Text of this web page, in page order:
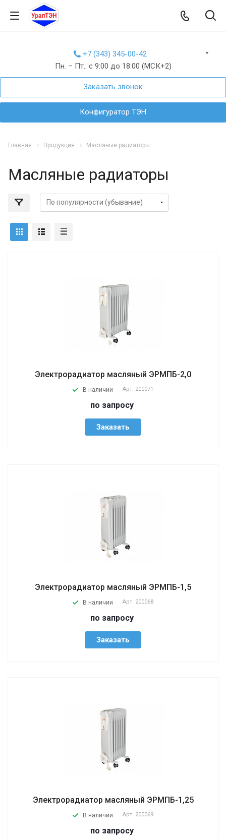
+7 (343) 345-00-42
Пн. – Пт.: с 9:00 до 18:00 (МСК+2)
Заказать звонок
Конфигуратор ТЭН
Главная Продукция Масляные радиаторы
Масляные радиаторы
Электрорадиатор масляный ЭРМПБ-2,0
В наличии Арт. 200071
по запросу
Заказать
Электрорадиатор масляный ЭРМПБ-1,5
В наличии Арт. 200068
по запросу
Заказать
Электрорадиатор масляный ЭРМПБ-1,25
В наличии Арт. 200069
по запросу